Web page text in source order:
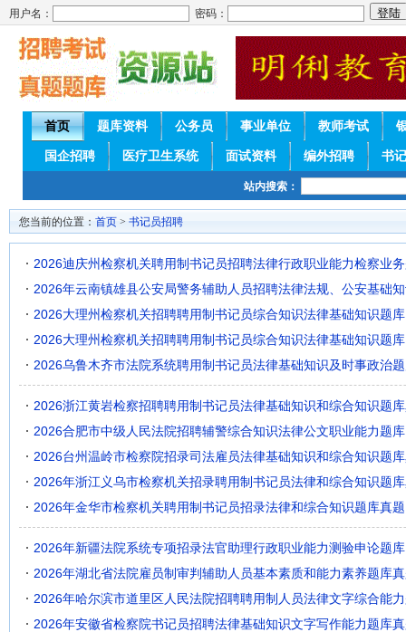
用户名： 密码：
首页 题库资料 公务员 事业单位 教师考试
国企招聘 医疗卫生系统 面试资料 编外招聘 书
站内搜索：
您当前的位置： 首页 > 书记员招聘
2026迪庆州检察机关聘用制书记员招聘法律行政职业能力检察业
2026年云南镇雄县公安局警务辅助人员招聘法律法规、公安基础
2026大理州检察机关招聘聘用制书记员综合知识法律基础知识题库
2026大理州检察机关招聘聘用制书记员综合知识法律基础知识题库
2026乌鲁木齐市法院系统聘用制书记员法律基础知识及时事政治
2026浙江黄岩检察招聘聘用制书记员法律基础知识和综合知识题
2026合肥市中级人民法院招聘辅警综合知识法律公文职业能力题库
2026台州温岭市检察院招录司法雇员法律基础知识和综合知识题
2026年浙江义乌市检察机关招录聘用制书记员法律和综合知识题
2026年金华市检察机关聘用制书记员招录法律和综合知识题库真题
2026年新疆法院系统专项招录法官助理行政职业能力测验申论题库
2026年湖北省法院雇员制审判辅助人员基本素质和能力素养题库
2026年哈尔滨市道里区人民法院招聘聘用制人员法律文字综合能
2026年安徽省检察院书记员招聘法律基础知识文字写作能力题库